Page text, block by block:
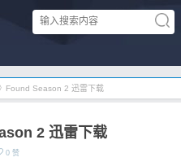
Found Season 2 迅雷下载
2 迅雷下载
0 赞